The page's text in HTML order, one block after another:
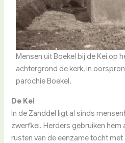
Mensen uit Boekel bij de Kei op
achtergrond de kerk, in
parochie Boekel.
De Kei
In de Zanddel ligt al sinds
zwerfkei. Herders gebruiken hem
rusten van de eenzame tocht